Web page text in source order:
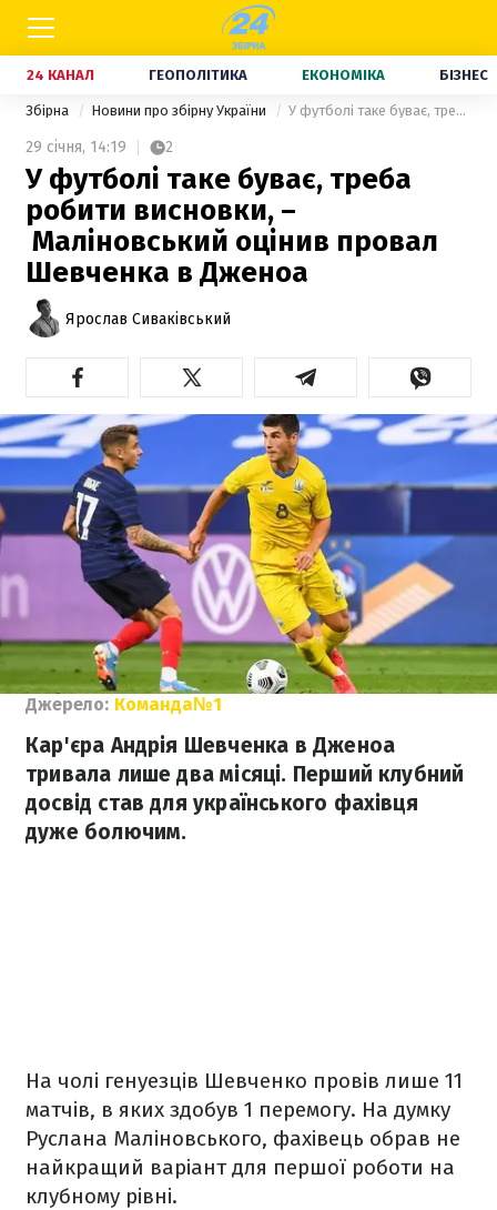
24 КАНАЛ ГЕОПОЛІТИКА ЕКОНОМІКА БІЗНЕС
Збірна Новини про збірну України У футболі таке буває, треба робити висновки, – Маліновський оцінив провал Шевченка в Дженоа
29 січня, 14:19 2
У футболі таке буває, треба
робити висновки, –
Маліновський оцінив провал
Шевченка в Дженоа
Ярослав Сиваківський
Джерело: Команда№1
Кар'єра Андрія Шевченка в Дженоа
тривала лише два місяці. Перший клубний
досвід став для українського фахівця
дуже болючим.
На чолі генуезців Шевченко провів лише 11
матчів, в яких здобув 1 перемогу. На думку
Руслана Маліновського, фахівець обрав не
найкращий варіант для першої роботи на
клубному рівні.